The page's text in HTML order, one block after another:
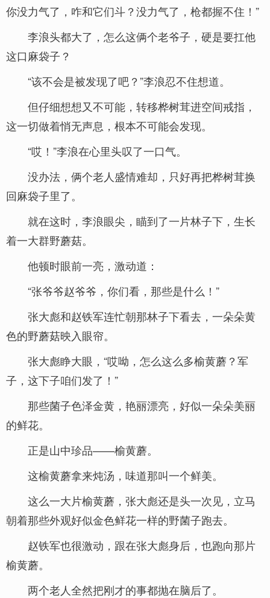
你没力气了，咋和它们斗？没力气了，枪都握不住！”
李浪头都大了，怎么这俩个老爷子，硬是要扛他
这口麻袋子？
“该不会是被发现了吧？”李浪忍不住想道。
但仔细想想又不可能，转移桦树茸进空间戒指，
这一切做着悄无声息，根本不可能会发现。
“哎！”李浪在心里头叹了一口气。
没办法，俩个老人盛情难却，只好再把桦树茸换
回麻袋子里了。
就在这时，李浪眼尖，瞄到了一片林子下，生长
着一大群野蘑菇。
他顿时眼前一亮，激动道：
“张爷爷赵爷爷，你们看，那些是什么！”
张大彪和赵铁军连忙朝那林子下看去，一朵朵黄
色的野蘑菇映入眼帘。
张大彪睁大眼，“哎呦，怎么这么多榆黄蘑？军
子，这下子咱们发了！”
那些菌子色泽金黄，艳丽漂亮，好似一朵朵美丽
的鲜花。
正是山中珍品——榆黄蘑。
这榆黄蘑拿来炖汤，味道那叫一个鲜美。
这么一大片榆黄蘑，张大彪还是头一次见，立马
朝着那些外观好似金色鲜花一样的野菌子跑去。
赵铁军也很激动，跟在张大彪身后，也跑向那片
榆黄蘑。
两个老人全然把刚才的事都抛在脑后了。